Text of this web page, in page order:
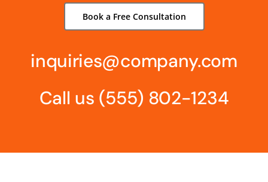
Book a Free Consultation
inquiries@company.com
Call us (555) 802-1234